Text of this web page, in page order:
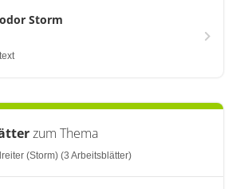
Storm
zum Thema
(Storm) (3 Arbeitsblätter)